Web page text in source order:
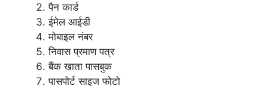
पैन कार्ड
ईमेल आईडी
मोबाइल नंबर
निवास प्रमाण पत्र
बैंक खाता पासबुक
पासपोर्ट साइज फोटो